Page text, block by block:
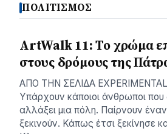
ΠΟΛΙΤΙΣΜΟΣ
ArtWalk 11: Το χρώμα
στους δρόμους της
AΠΟ ΤΗΝ ΣΕΛΙΔΑ EXPERIMENTAL
Υπάρχουν κάποιοι άνθρωποι που
αλλάξει μια πόλη. Παίρνουν
ξεκινούν. Κάπως έτσι ξεκίνησε